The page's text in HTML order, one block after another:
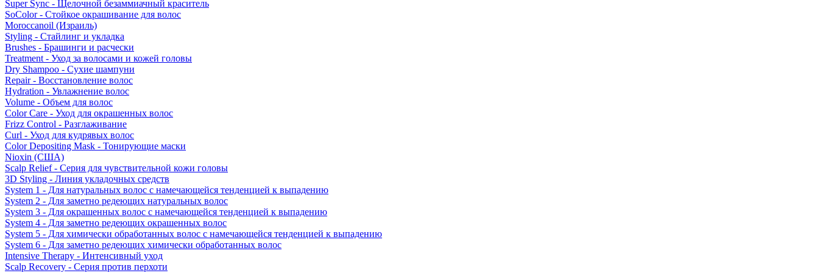
Super Sync - Щелочной безаммиачный краситель
SoColor - Стойкое окрашивание для волос
Moroccanoil (Израиль)
Styling - Стайлинг и укладка
Brushes - Брашинги и расчески
Treatment - Уход за волосами и кожей головы
Dry Shampoo - Сухие шампуни
Repair - Восстановление волос
Hydration - Увлажнение волос
Volume - Объем для волос
Color Care - Уход для окрашенных волос
Frizz Control - Разглаживание
Curl - Уход для кудрявых волос
Color Depositing Mask - Тонирующие маски
Nioxin (США)
Scalp Relief - Серия для чувствительной кожи головы
3D Styling - Линия укладочных средств
System 1 - Для натуральных волос с намечающейся тенденцией к выпадению
System 2 - Для заметно редеющих натуральных волос
System 3 - Для окрашенных волос с намечающейся тенденцией к выпадению
System 4 - Для заметно редеющих окрашенных волос
System 5 - Для химически обработанных волос с намечающейся тенденцией к выпадению
System 6 - Для заметно редеющих химически обработанных волос
Intensive Therapy - Интенсивный уход
Scalp Recovery - Серия против перхоти